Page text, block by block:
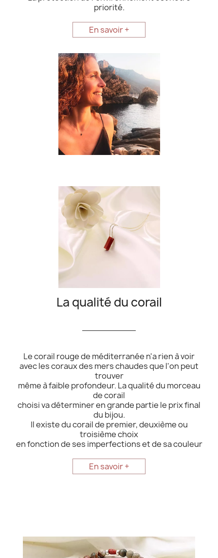
priorité.
En savoir +
La qualité du corail
Le corail rouge de méditerranée n'a rien à voir
avec les coraux des mers chaudes que l'on peut
trouver
même à faible profondeur. La qualité du morceau
de corail
choisi va déterminer en grande partie le prix final
du bijou.
Il existe du corail de premier, deuxième ou
troisième choix
en fonction de ses imperfections et de sa couleur
En savoir +